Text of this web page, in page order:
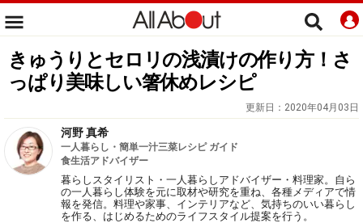
きゅうりとセロリの浅漬けの作り方！さ
っぱり美味しい箸休めレシピ
更新日： 2020年04月03日
河野 真希
一人暮らし・簡単一汁三菜レシピ ガイド
食生活アドバイザー
暮らしスタイリスト・一人暮らしアドバイザー・料理家。自ら
の一人暮らし体験を元に取材や研究を重ね、各種メディアで情
報を発信。料理や家事、インテリアなど、気持ちのいい暮らし
を作る、はじめるためのライフスタイル提案を行う。